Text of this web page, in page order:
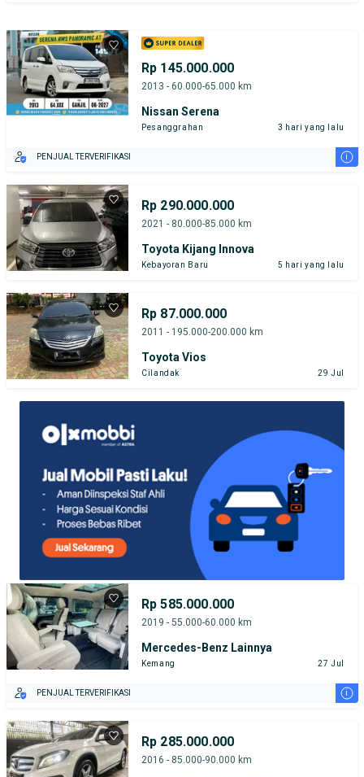
Rp 145.000.000
2013 - 60.000-65.000 km
Nissan Serena
Pesanggrahan 3 hari yang lalu
PENJUAL TERVERIFIKASI i
Rp 290.000.000
2021 - 80.000-85.000 km
Toyota Kijang Innova
Kebayoran Baru 5 hari yang lalu
Rp 87.000.000
2011 - 195.000-200.000 km
Toyota Vios
Cilandak 29 Jul
Rp 585.000.000
2019 - 55.000-60.000 km
Mercedes-Benz Lainnya
Kemang 27 Jul
PENJUAL TERVERIFIKASI i
Rp 285.000.000
2016 - 85.000-90.000 km